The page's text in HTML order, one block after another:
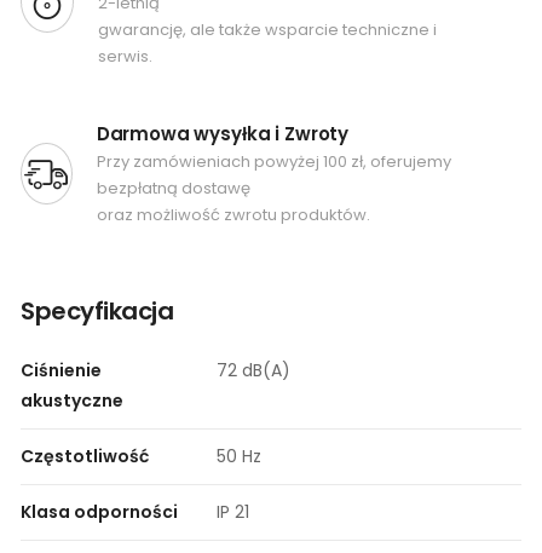
gwarancję, ale także wsparcie techniczne i
serwis.
Darmowa wysyłka i Zwroty
Przy zamówieniach powyżej 100 zł, oferujemy
bezpłatną dostawę
oraz możliwość zwrotu produktów.
Specyfikacja
Ciśnienie
akustyczne
72 dB(A)
Częstotliwość 50 Hz
Klasa odporności IP 21